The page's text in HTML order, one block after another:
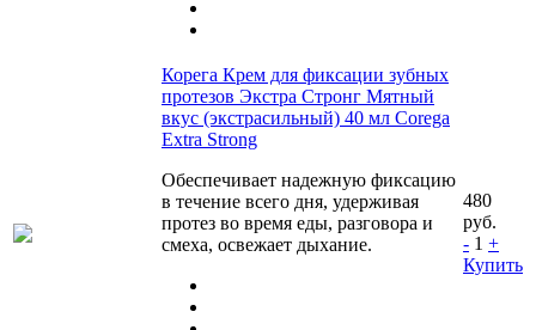
Корега Крем для фиксации зубных
протезов Экстра Стронг Мятный
вкус (экстрасильный) 40 мл Corega
Extra Strong
Обеспечивает надежную фиксацию
в течение всего дня, удерживая
протез во время еды, разговора и
смеха, освежает дыхание.
480
руб.
- 1 +
Купить